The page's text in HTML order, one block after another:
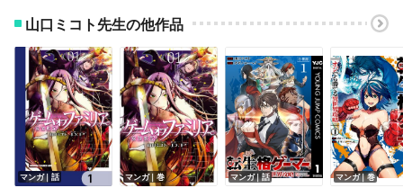
山口ミコト先生の他作品
マンガ｜話 マンガ｜巻 マンガ｜話 マンガ｜巻